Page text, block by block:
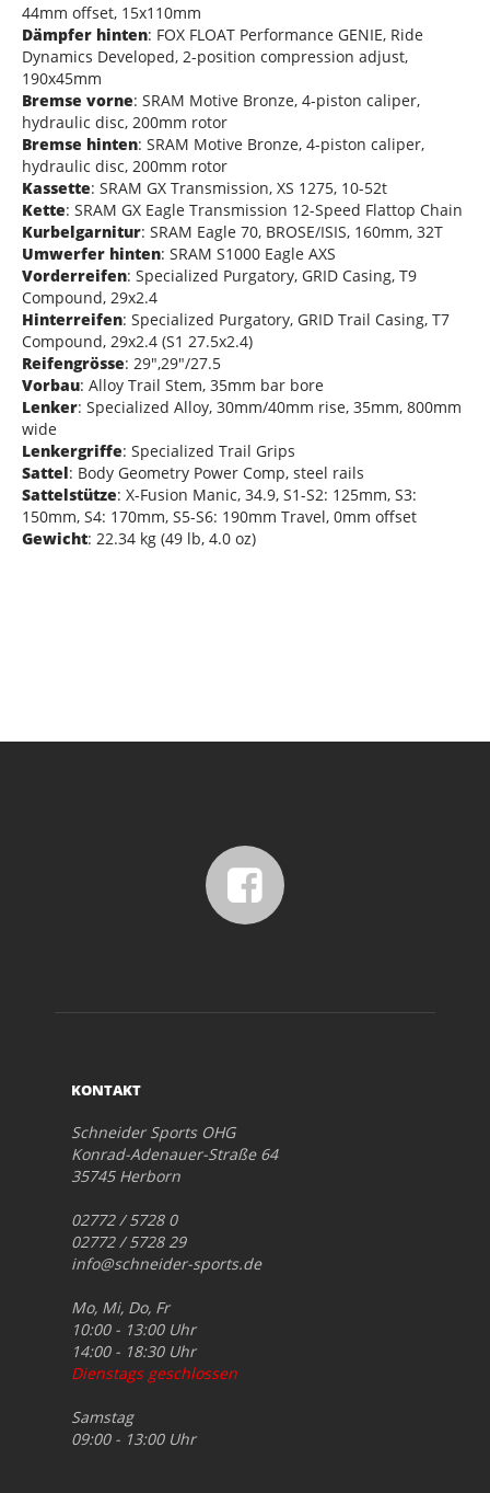
44mm offset, 15x110mm
Dämpfer hinten: FOX FLOAT Performance GENIE, Ride
Dynamics Developed, 2-position compression adjust,
190x45mm
Bremse vorne: SRAM Motive Bronze, 4-piston caliper,
hydraulic disc, 200mm rotor
Bremse hinten: SRAM Motive Bronze, 4-piston caliper,
hydraulic disc, 200mm rotor
Kassette: SRAM GX Transmission, XS 1275, 10-52t
Kette: SRAM GX Eagle Transmission 12-Speed Flattop Chain
Kurbelgarnitur: SRAM Eagle 70, BROSE/ISIS, 160mm, 32T
Umwerfer hinten: SRAM S1000 Eagle AXS
Vorderreifen: Specialized Purgatory, GRID Casing, T9
Compound, 29x2.4
Hinterreifen: Specialized Purgatory, GRID Trail Casing, T7
Compound, 29x2.4 (S1 27.5x2.4)
Reifengrösse: 29",29"/27.5
Vorbau: Alloy Trail Stem, 35mm bar bore
Lenker: Specialized Alloy, 30mm/40mm rise, 35mm, 800mm
wide
Lenkergriffe: Specialized Trail Grips
Sattel: Body Geometry Power Comp, steel rails
Sattelstütze: X-Fusion Manic, 34.9, S1-S2: 125mm, S3:
150mm, S4: 170mm, S5-S6: 190mm Travel, 0mm offset
Gewicht: 22.34 kg (49 lb, 4.0 oz)
KONTAKT
Schneider Sports OHG
Konrad-Adenauer-Straße 64
35745 Herborn
02772 / 5728 0
02772 / 5728 29
info@schneider-sports.de
Mo, Mi, Do, Fr
10:00 - 13:00 Uhr
14:00 - 18:30 Uhr
Dienstags geschlossen
Samstag
09:00 - 13:00 Uhr